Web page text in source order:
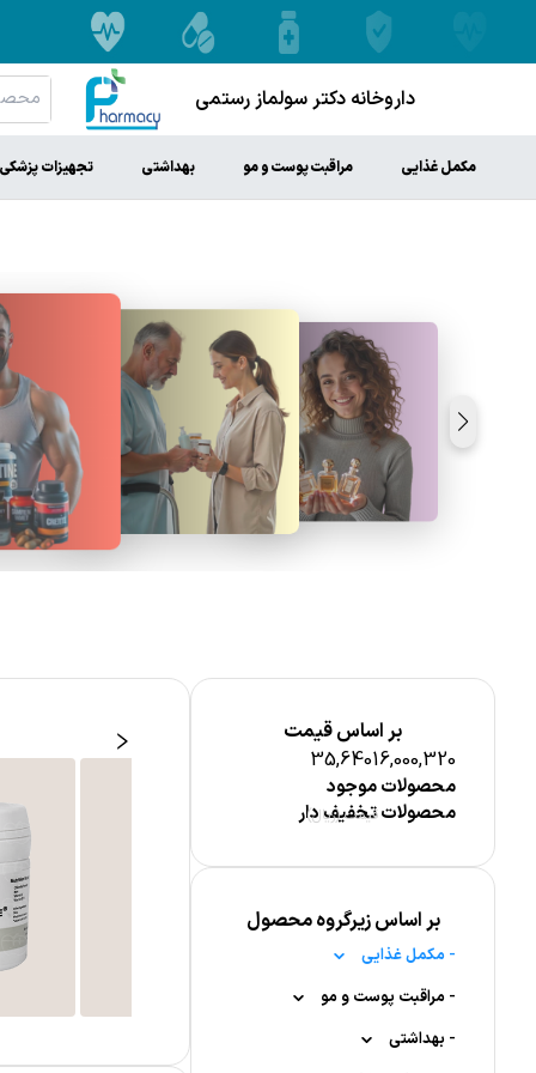
داروخانه دکتر سولماز رستمی
مکمل غذایی مراقبت پوست و مو بهداشتی تجهیزات پزشکی
بر اساس قیمت
35,64016,000,320
قیمت (ریال)
محصولات موجود
محصولات تخفیف دار
بر اساس زیرگروه محصول
- مکمل غذایی
-مواد معدنی
-کلسیم
-مکمل کودکان
- مراقبت پوست و مو
-مراقبت پوست صورت
- بهداشتی
ترکیبات مغذی